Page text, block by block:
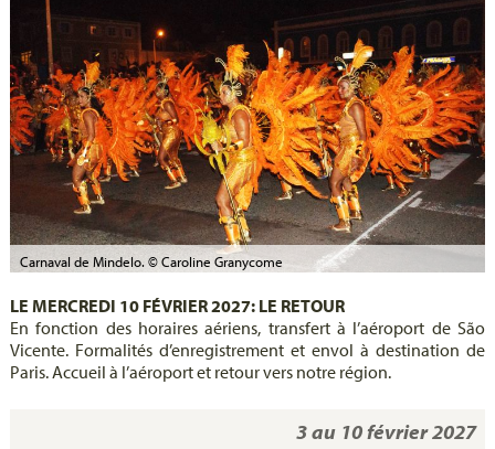
Carnaval de Mindelo. © Caroline Granycome
LE MERCREDI 10 FÉVRIER 2027: LE RETOUR
En fonction des horaires aériens, transfert à l’aéroport de São
Vicente. Formalités d’enregistrement et envol à destination de
Paris. Accueil à l’aéroport et retour vers notre région.
3 au 10 février 2027